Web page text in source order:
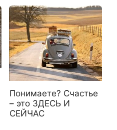
Понимаете? Счастье
– это ЗДЕСЬ И
СЕЙЧАС